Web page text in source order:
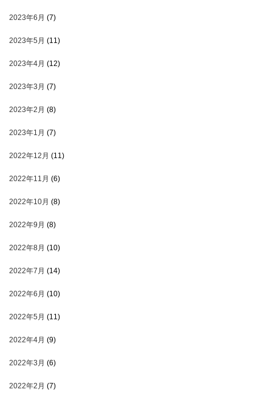
2023年6月 (7)
2023年5月 (11)
2023年4月 (12)
2023年3月 (7)
2023年2月 (8)
2023年1月 (7)
2022年12月 (11)
2022年11月 (6)
2022年10月 (8)
2022年9月 (8)
2022年8月 (10)
2022年7月 (14)
2022年6月 (10)
2022年5月 (11)
2022年4月 (9)
2022年3月 (6)
2022年2月 (7)